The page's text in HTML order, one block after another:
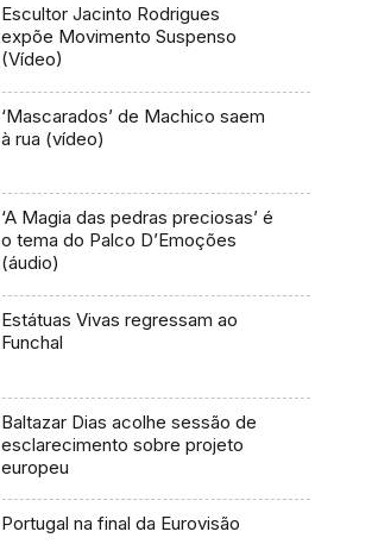
Escultor Jacinto Rodrigues
expõe Movimento Suspenso
(Vídeo)
‘Mascarados’ de Machico saem
à rua (vídeo)
‘A Magia das pedras preciosas’ é
o tema do Palco D’Emoções
(áudio)
Estátuas Vivas regressam ao
Funchal
Baltazar Dias acolhe sessão de
esclarecimento sobre projeto
europeu
Portugal na final da Eurovisão